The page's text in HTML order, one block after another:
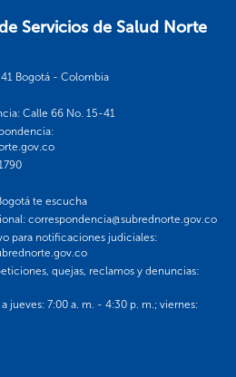
Servicios de Salud Norte
Bogotá - Colombia
Calle 66 No. 15-41
te escucha
correspondencia@subrednorte.gov.co
para notificaciones judiciales:
quejas, reclamos y denuncias:
jueves: 7:00 a. m. - 4:30 p. m.; viernes: